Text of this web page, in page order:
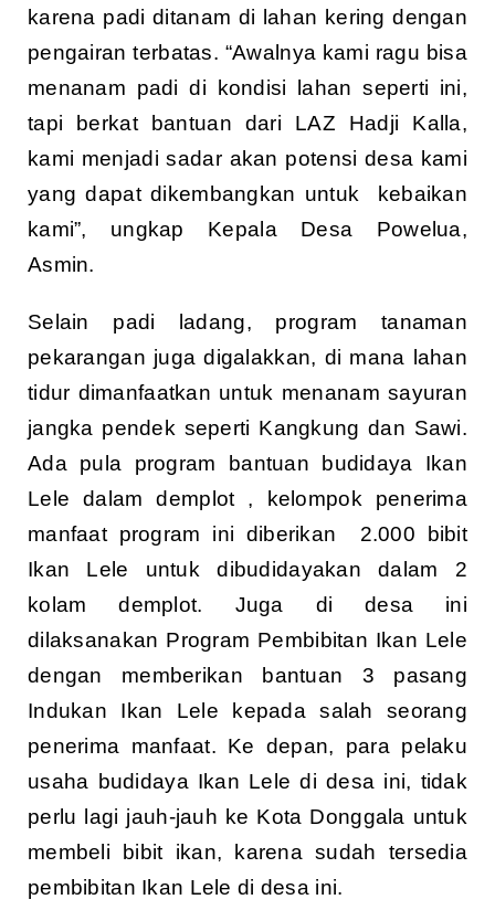
karena padi ditanam di lahan kering dengan
pengairan terbatas. “Awalnya kami ragu bisa
menanam padi di kondisi lahan seperti ini,
tapi berkat bantuan dari LAZ Hadji Kalla,
kami menjadi sadar akan potensi desa kami
yang dapat dikembangkan untuk kebaikan
kami”, ungkap Kepala Desa Powelua,
Asmin.
Selain padi ladang, program tanaman
pekarangan juga digalakkan, di mana lahan
tidur dimanfaatkan untuk menanam sayuran
jangka pendek seperti Kangkung dan Sawi.
Ada pula program bantuan budidaya Ikan
Lele dalam demplot , kelompok penerima
manfaat program ini diberikan 2.000 bibit
Ikan Lele untuk dibudidayakan dalam 2
kolam demplot. Juga di desa ini
dilaksanakan Program Pembibitan Ikan Lele
dengan memberikan bantuan 3 pasang
Indukan Ikan Lele kepada salah seorang
penerima manfaat. Ke depan, para pelaku
usaha budidaya Ikan Lele di desa ini, tidak
perlu lagi jauh-jauh ke Kota Donggala untuk
membeli bibit ikan, karena sudah tersedia
pembibitan Ikan Lele di desa ini.